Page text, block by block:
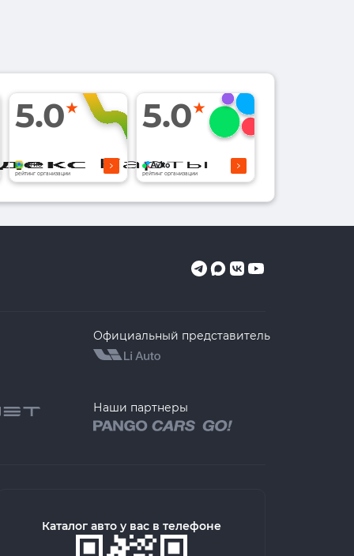
5.0
рейтинг организации
5.0
рейтинг организации
Официальный представитель
Наши партнеры
Каталог авто у вас в телефоне